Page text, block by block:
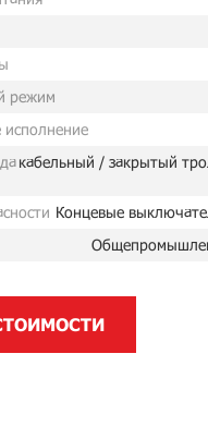
режим
исполнение
кабельный / закрытый
Концевые